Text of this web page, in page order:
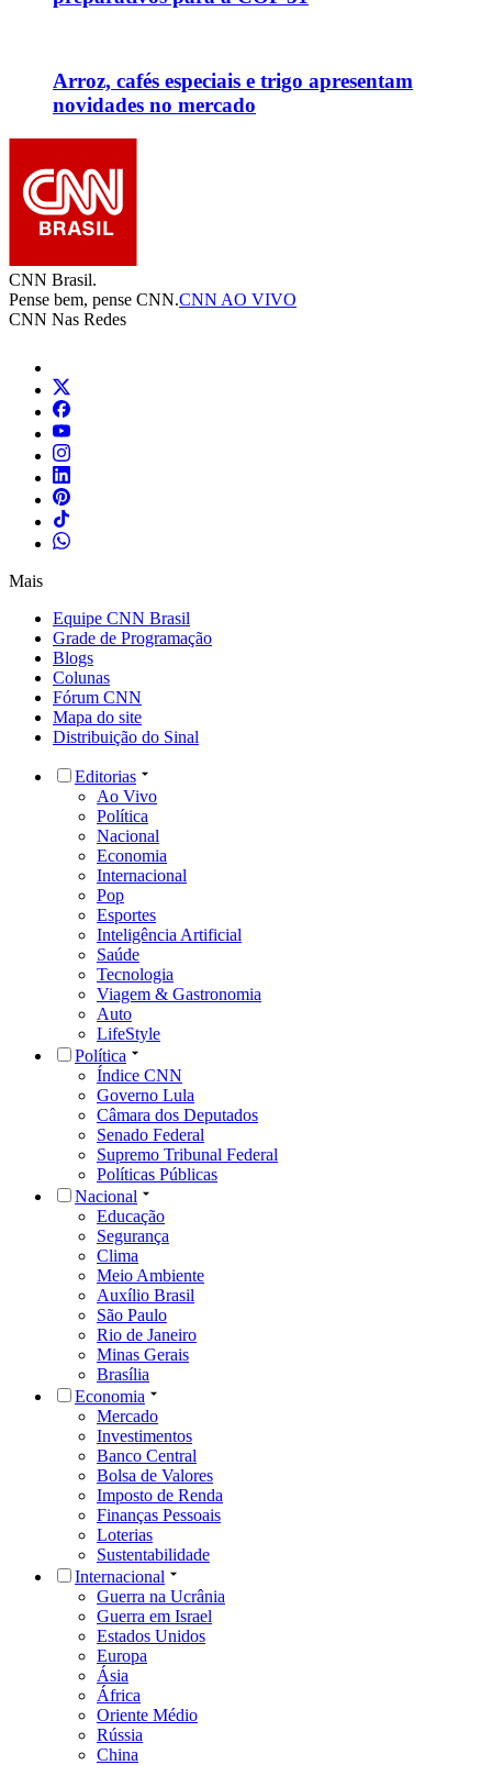
Arroz, cafés especiais e trigo apresentam
novidades no mercado
CNN Brasil.
Pense bem, pense CNN.CNN AO VIVO
CNN Nas Redes
Mais
Equipe CNN Brasil
Grade de Programação
Blogs
Colunas
Fórum CNN
Mapa do site
Distribuição do Sinal
Editorias
Ao Vivo
Política
Nacional
Economia
Internacional
Pop
Esportes
Inteligência Artificial
Saúde
Tecnologia
Viagem & Gastronomia
Auto
LifeStyle
Política
Índice CNN
Governo Lula
Câmara dos Deputados
Senado Federal
Supremo Tribunal Federal
Políticas Públicas
Nacional
Educação
Segurança
Clima
Meio Ambiente
Auxílio Brasil
São Paulo
Rio de Janeiro
Minas Gerais
Brasília
Economia
Mercado
Investimentos
Banco Central
Bolsa de Valores
Imposto de Renda
Finanças Pessoais
Loterias
Sustentabilidade
Internacional
Guerra na Ucrânia
Guerra em Israel
Estados Unidos
Europa
Ásia
África
Oriente Médio
Rússia
China